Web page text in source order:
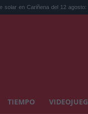
del 12 agosto: Bodegas C...
TIEMPO